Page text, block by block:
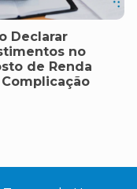
Declarar
no
de Renda